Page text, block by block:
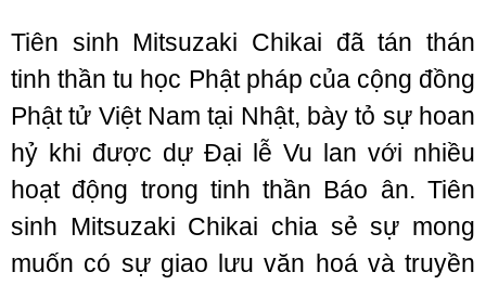
Tiên sinh Mitsuzaki Chikai đã tán thán
tinh thần tu học Phật pháp của cộng đồng
Phật tử Việt Nam tại Nhật, bày tỏ sự hoan
hỷ khi được dự Đại lễ Vu lan với nhiều
hoạt động trong tinh thần Báo ân. Tiên
sinh Mitsuzaki Chikai chia sẻ sự mong
muốn có sự giao lưu văn hoá và truyền